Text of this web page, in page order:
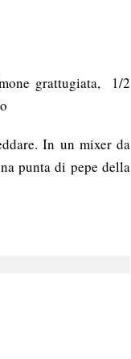
grattugiata, 1/2
In un mixer da
punta di pepe della